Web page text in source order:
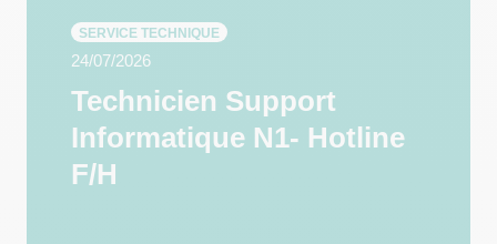
SERVICE TECHNIQUE
24/07/2026
Technicien Support
Informatique N1- Hotline
F/H